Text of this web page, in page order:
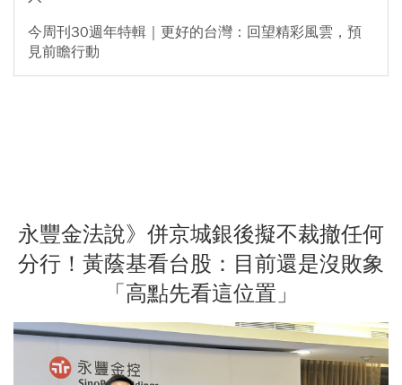
今周刊30週年特輯｜更好的台灣：回望精彩風雲，預
見前瞻行動
永豐金法說》併京城銀後擬不裁撤任何
分行！黃蔭基看台股：目前還是沒敗象
「高點先看這位置」